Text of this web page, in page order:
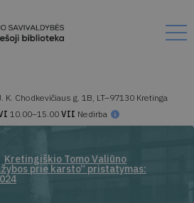
K. Chodkevičiaus g. 1B, LT–97130 Kretinga
10.00–15.00 VII Nedirba
Kretingiškio Tomo Valiūno
prie karsto“ pristatymas: